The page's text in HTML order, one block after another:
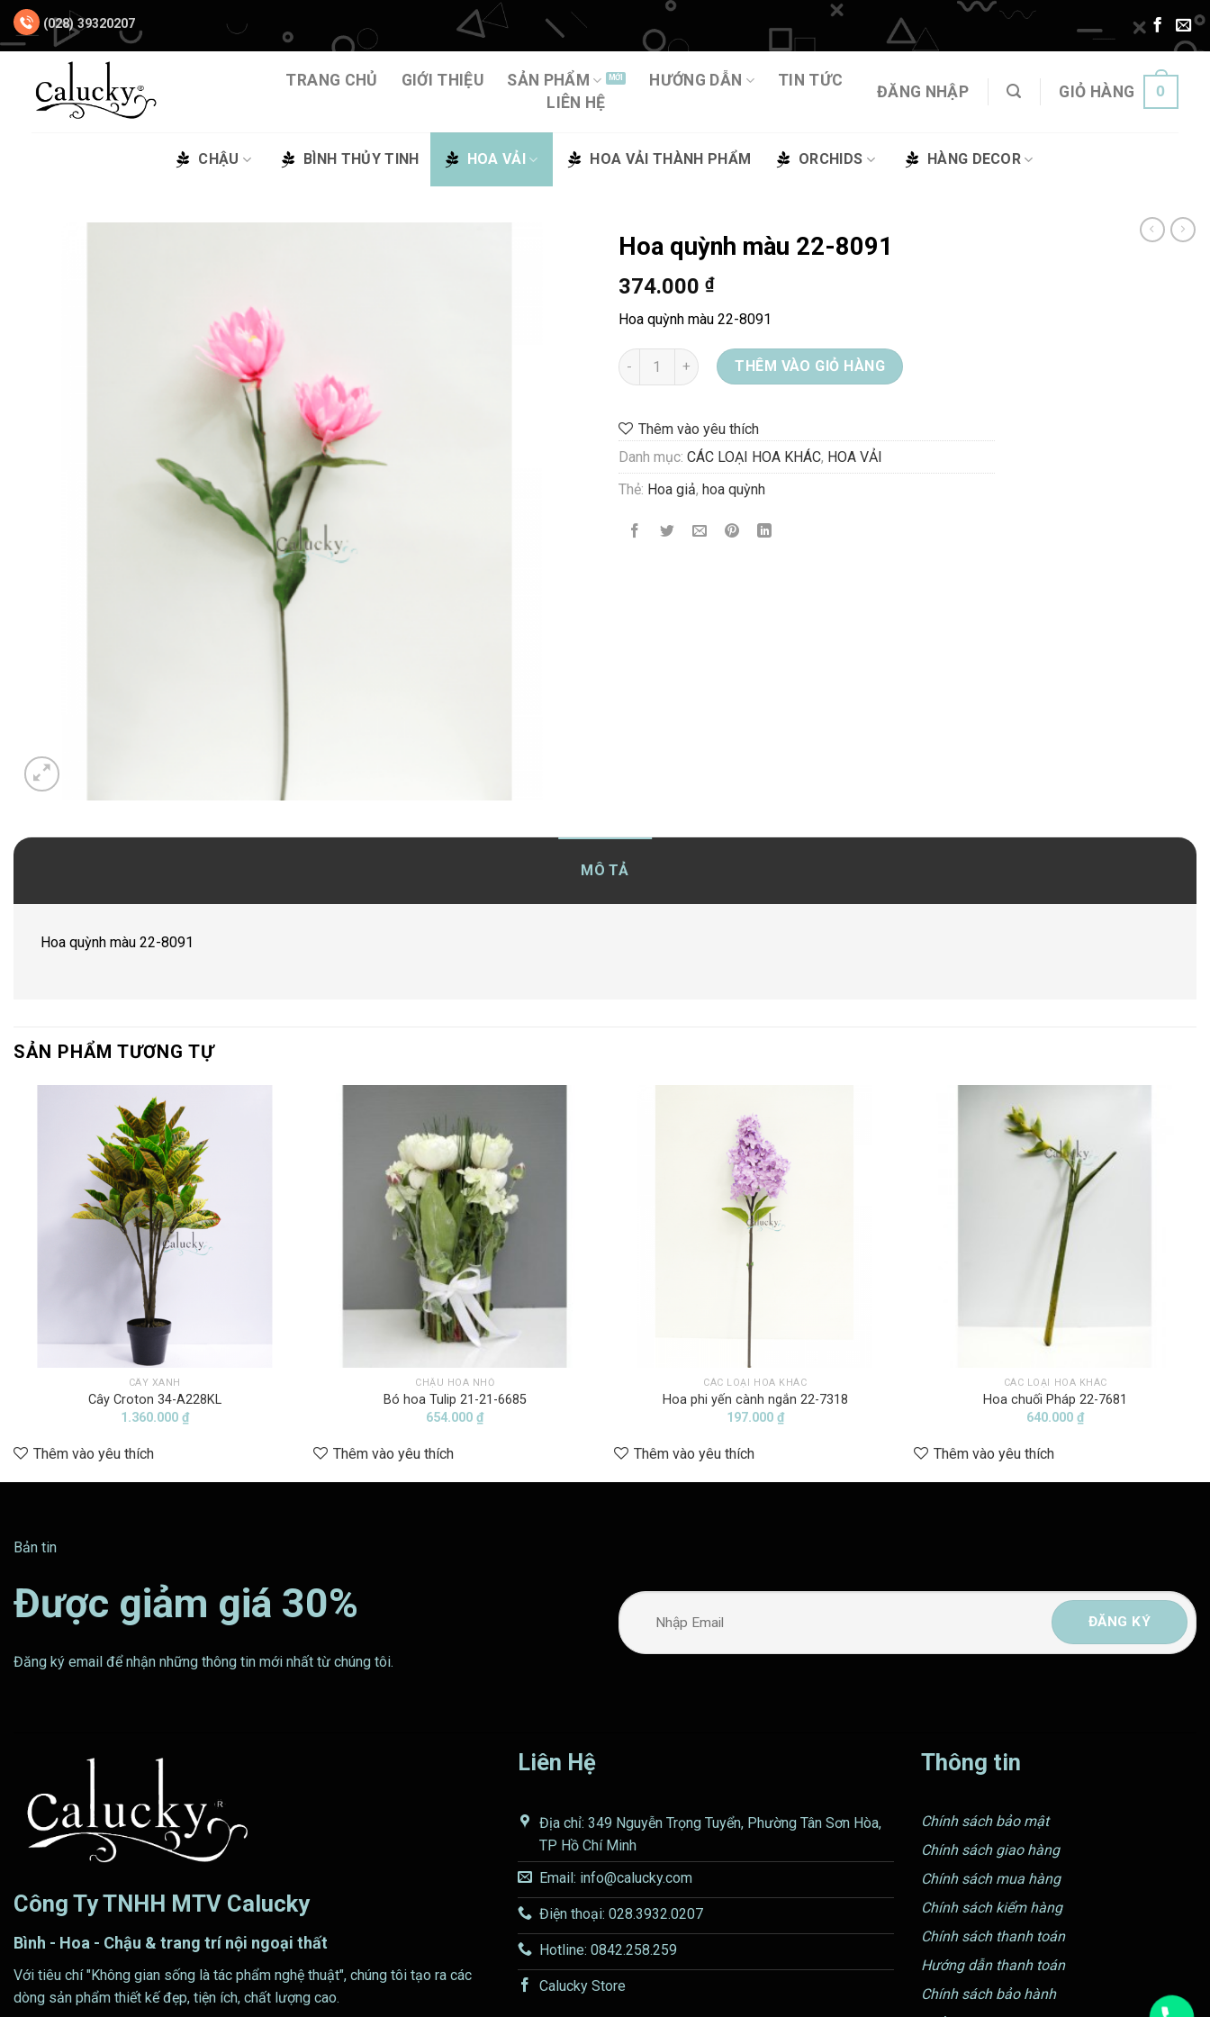
Chuyển
đến
nội
(028) 39320207
TRANG CHỦ GIỚI THIỆU SẢN PHẨM HƯỚNG DẪN
TIN TỨC
LIÊN HỆ
ĐĂNG NHẬP GIỎ HÀNG 0
CHẬU BÌNH THỦY TINH HOA VẢI HOA VẢI THÀNH PHẨM ORCHIDS HÀNG DECOR
Hoa quỳnh màu 22-8091
374.000 ₫
Hoa quỳnh màu 22-8091
Hoa quỳnh màu 22-8091 số lượng
THÊM VÀO GIỎ HÀNG
Thêm vào yêu thích
Danh mục: CÁC LOẠI HOA KHÁC, HOA VẢI
Thẻ: Hoa giả, hoa quỳnh
MÔ TẢ
Hoa quỳnh màu 22-8091
SẢN PHẨM TƯƠNG TỰ
CÂY XANH
Cây Croton 34-A228KL
1.360.000 ₫
Thêm vào yêu thích
CHẬU HOA NHỎ
Bó hoa Tulip 21-21-6685
654.000₫
Thêm vào yêu thích
CÁC LOẠI HOA KHÁC
Hoa phi yến cành ngắn 22-7318
197.000 ₫
Thêm vào yêu thích
CÁC LOẠI HOA KHÁC
Hoa chuối Pháp 22-7681
640.000₫
Thêm vào yêu thích
Bản tin
Được giảm giá 30%
Đăng ký email để nhận những thông tin mới nhất từ chúng tôi.
Công Ty TNHH MTV Calucky
Bình - Hoa - Chậu & trang trí nội ngoại thất
Với tiêu chí "Không gian sống là tác phẩm nghệ thuật", chúng tôi tạo ra các
dòng sản phẩm thiết kế đẹp, tiện ích, chất lượng cao.
Liên Hệ
Địa chỉ: 349 Nguyễn Trọng Tuyển, Phường Tân Sơn Hòa,
TP Hồ Chí Minh
Email: info@calucky.com
Điện thoại: 028.3932.0207
Hotline: 0842.258.259
Calucky Store
Thông tin
Chính sách bảo mật
Chính sách giao hàng
Chính sách mua hàng
Chính sách kiểm hàng
Chính sách thanh toán
Hướng dẫn thanh toán
Chính sách bảo hành